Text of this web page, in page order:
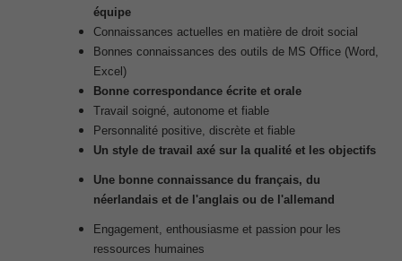
équipe
Connaissances actuelles en matière de droit social
Bonnes connaissances des outils de MS Office (Word,
Excel)
Bonne correspondance écrite et orale
Travail soigné, autonome et fiable
Personnalité positive, discrète et fiable
Un style de travail axé sur la qualité et les objectifs
Une bonne connaissance du français, du
néerlandais et de l'anglais ou de l'allemand
Engagement, enthousiasme et passion pour les
ressources humaines